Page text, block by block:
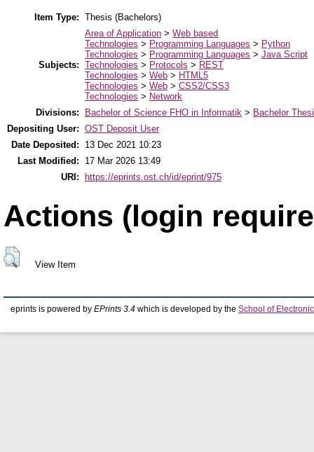
Item Type: Thesis (Bachelors)
Subjects:
Area of Application > Web based
Technologies > Programming Languages > Python
Technologies > Programming Languages > Java Script
Technologies > Protocols > REST
Technologies > Web > HTML5
Technologies > Web > CSS2/CSS3
Technologies > Network
Divisions:
Bachelor of Science FHO in Informatik > Bachelor
Depositing User: OST Deposit User
Date Deposited:
13 Dec 2021 10:23
Last Modified:
17 Mar 2026 13:49
URI:
https://eprints.ost.ch/id/eprint/975
Actions (login
View Item
eprints is powered by EPrints 3.4 which is developed by the School of